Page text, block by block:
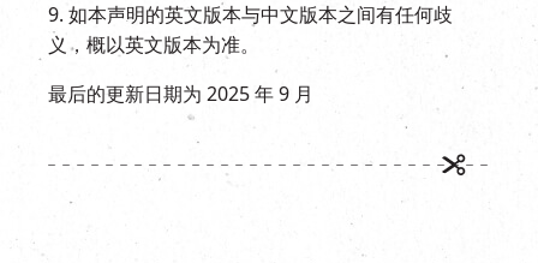
9. 如本声明的英文版本与中文版本之间有任何歧
义，概以英文版本为准。
最后的更新日期为 2025 年 9 月